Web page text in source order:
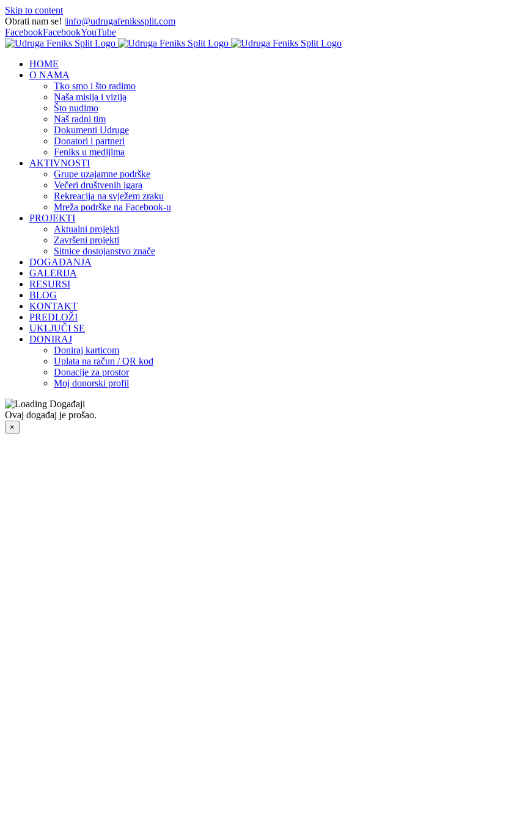
Skip to content
Obrati nam se! |info@udrugafenikssplit.com
FacebookFacebookYouTube
HOME
O NAMA
Tko smo i što radimo
Naša misija i vizija
Što nudimo
Naš radni tim
Dokumenti Udruge
Donatori i partneri
Feniks u medijima
AKTIVNOSTI
Grupe uzajamne podrške
Večeri društvenih igara
Rekreacija na svježem zraku
Mreža podrške na Facebook-u
PROJEKTI
Aktualni projekti
Završeni projekti
Sitnice dostojanstvo znače
DOGAĐANJA
GALERIJA
RESURSI
BLOG
KONTAKT
PREDLOŽI
UKLJUČI SE
DONIRAJ
Doniraj karticom
Uplata na račun / QR kod
Donacije za prostor
Moj donorski profil
Ovaj događaj je prošao.
×